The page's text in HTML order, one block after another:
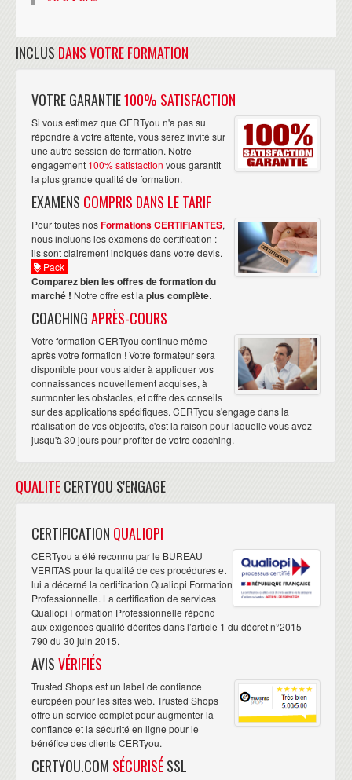
INCLUS DANS VOTRE FORMATION
VOTRE GARANTIE100% SATISFACTION
Si vous estimez que CERTyou n'a pas su
répondre à votre attente, vous serez invité sur
une autre session de formation. Notre
engagement 100% satisfaction vous garantit
la plus grande qualité de formation.
EXAMENS COMPRIS DANS LE TARIF
Pour toutes nosFormations CERTIFIANTES,
nous incluons les examens de certification :
ils sont clairement indiqués dans votre devis.
Pack
Comparez bien les offres de formation du
marché ! Notre offre est la plus complète.
COACHINGAPRÈS-COURS
Votre formation CERTyou continue même
après votre formation ! Votre formateur sera
disponible pour vous aider à appliquer vos
connaissances nouvellement acquises, à
surmonter les obstacles, et offre des conseils
sur des applications spécifiques. CERTyou s'engage dans la
réalisation de vos objectifs, c'est la raison pour laquelle vous avez
jusqu'à 30 jours pour profiter de votre coaching.
QUALITECERTYOU S'ENGAGE
CERTIFICATION QUALIOPI
CERTyou a été reconnu par le BUREAU
VERITAS pour la qualité de ces procédures et
lui a décerné la certification Qualiopi Formation
Professionnelle. La certification de services
Qualiopi Formation Professionnelle répond
aux exigences qualité décrites dans l’article 1 du décret n°2015-
790 du 30 juin 2015.
AVISVÉRIFIÉS
Trusted Shops est un label de confiance
européen pour les sites web. Trusted Shops
offre un service complet pour augmenter la
confiance et la sécurité en ligne pour le
bénéfice des clients CERTyou.
CERTYOU.COM SÉCURISÉSSL